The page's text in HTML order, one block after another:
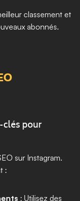
classement et
abonnés.
pour
sur Instagram.
:
: Utilisez des